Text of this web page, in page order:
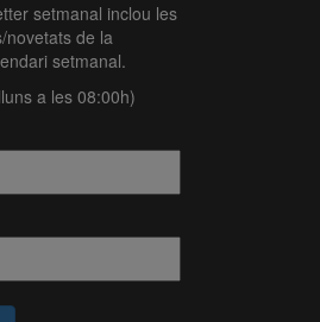
setmanal inclou les
novetats de la
setmanal.
a les 08:00h)